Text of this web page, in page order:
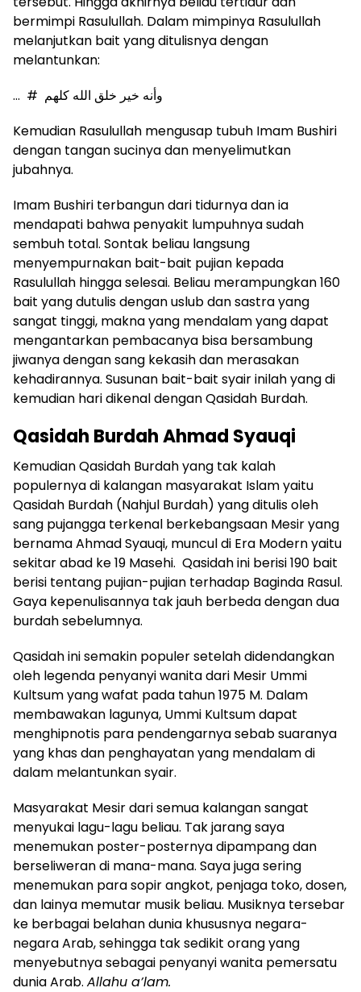
bermimpi Rasulullah. Dalam mimpinya Rasulullah
melanjutkan bait yang ditulisnya dengan
melantunkan:
… # وأنه خير خلق الله كلهم
Kemudian Rasulullah mengusap tubuh Imam Bushiri
dengan tangan sucinya dan menyelimutkan
jubahnya.
Imam Bushiri terbangun dari tidurnya dan ia
mendapati bahwa penyakit lumpuhnya sudah
sembuh total. Sontak beliau langsung
menyempurnakan bait-bait pujian kepada
Rasulullah hingga selesai. Beliau merampungkan 160
bait yang dutulis dengan uslub dan sastra yang
sangat tinggi, makna yang mendalam yang dapat
mengantarkan pembacanya bisa bersambung
jiwanya dengan sang kekasih dan merasakan
kehadirannya. Susunan bait-bait syair inilah yang di
kemudian hari dikenal dengan Qasidah Burdah.
Qasidah Burdah Ahmad Syauqi
Kemudian Qasidah Burdah yang tak kalah
populernya di kalangan masyarakat Islam yaitu
Qasidah Burdah (Nahjul Burdah) yang ditulis oleh
sang pujangga terkenal berkebangsaan Mesir yang
bernama Ahmad Syauqi, muncul di Era Modern yaitu
sekitar abad ke 19 Masehi. Qasidah ini berisi 190 bait
berisi tentang pujian-pujian terhadap Baginda Rasul.
Gaya kepenulisannya tak jauh berbeda dengan dua
burdah sebelumnya.
Qasidah ini semakin populer setelah didendangkan
oleh legenda penyanyi wanita dari Mesir Ummi
Kultsum yang wafat pada tahun 1975 M. Dalam
membawakan lagunya, Ummi Kultsum dapat
menghipnotis para pendengarnya sebab suaranya
yang khas dan penghayatan yang mendalam di
dalam melantunkan syair.
Masyarakat Mesir dari semua kalangan sangat
menyukai lagu-lagu beliau. Tak jarang saya
menemukan poster-posternya dipampang dan
berseliweran di mana-mana. Saya juga sering
menemukan para sopir angkot, penjaga toko, dosen,
dan lainya memutar musik beliau. Musiknya tersebar
ke berbagai belahan dunia khususnya negara-
negara Arab, sehingga tak sedikit orang yang
menyebutnya sebagai penyanyi wanita pemersatu
dunia Arab. Allahu a’lam.